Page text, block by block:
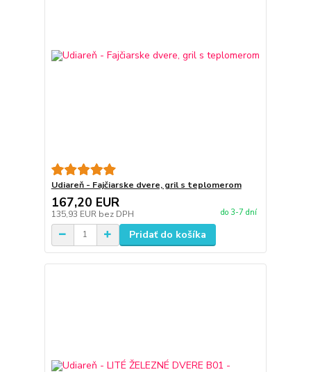
Udiareň - Fajčiarske dvere, gril s teplomerom
167,20 EUR
135,93 EUR bez DPH do 3-7 dní
Pridať do košíka